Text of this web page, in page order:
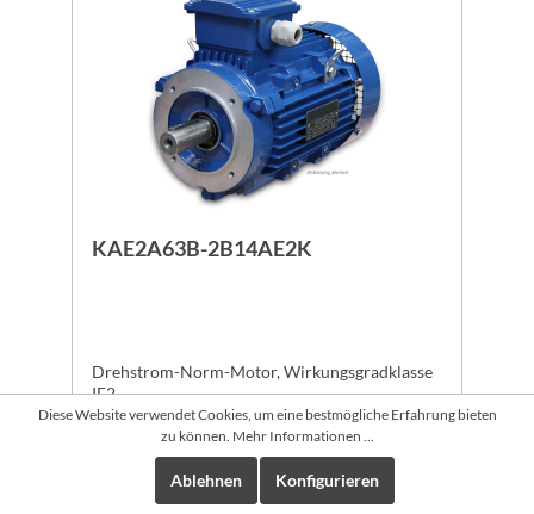
KAE2A63B-2B14AE2K
Drehstrom-Norm-Motor, Wirkungsgradklasse
IE2
Diese Website verwendet Cookies, um eine bestmögliche Erfahrung bieten
zu können. Mehr Informationen ...
Ablehnen Konfigurieren